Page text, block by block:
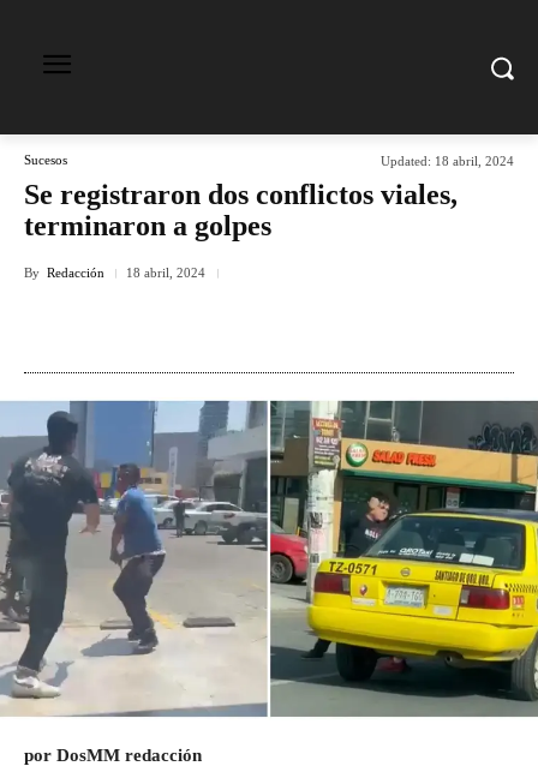
Sucesos Updated: 18 abril, 2024
Se registraron dos conflictos viales,
terminaron a golpes
By Redacción 18 abril, 2024
por DosMM redacción